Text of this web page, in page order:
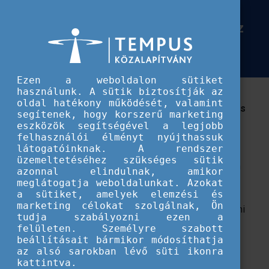
Az én ügyem a te ügyed! - jelentkezz
online eseménysorozatunkra!
Eseménysorozatunk jó felkészülési lehetőség
szolidaritási projektek megvalósítására. Azoknak is
ajánljuk, akik szeretnének többet megtudni a
társadalmi kezdeményezések világáról.
Szeretnél szolidaritási projektet megvalósítani, de nem
tudod, hogyan kezdj hozzá? Van már egy jó közösségi
kezdeményezés ötleted, de még nem eléggé kiforrt?
Esetleg nincs meg az ötlet, de tudod, hogy tennél valami
jót?
CsatlakozzAz én ügyem a te ügyedcímű
rendezvénysorozathoz!
Ezen a weboldalon sütiket
használunk. A sütik biztosítják az
oldal hatékony működését, valamint
segítenek, hogy korszerű marketing
eszközök segítségével a legjobb
felhasználói élményt nyújthassuk
látogatóinknak. A rendszer
üzemeltetéséhez szükséges sütik
azonnal elindulnak, amikor
meglátogatja weboldalunkat. Azokat
a sütiket, amelyek elemzési és
marketing célokat szolgálnak, Ön
tudja szabályozni ezen a
felületen. Személyre szabott
beállításait bármikor módosíthatja
az alsó sarokban lévő süti ikonra
kattintva.